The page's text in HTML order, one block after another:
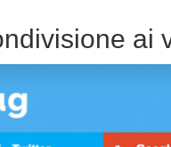
ai